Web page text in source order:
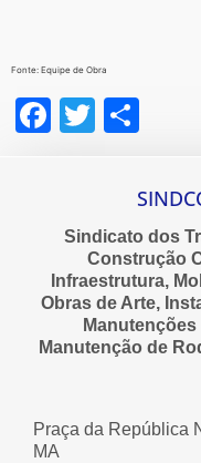
Fonte: Equipe de Obra
Facebook
Twitter
Sindicato dos
Construção
Infraestrutura,
Obras de Arte,
Manutenção de
Praça da República
MA